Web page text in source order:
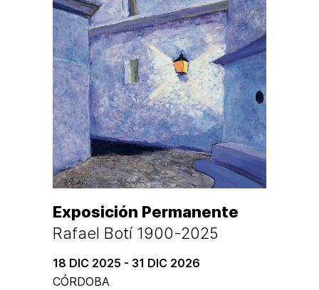
Exposición Permanente
Rafael Botí 1900-2025
18 DIC 2025 - 31 DIC 2026
CÓRDOBA